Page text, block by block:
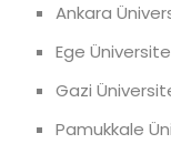
Ankara
Ege
Gazi
Pamukkale